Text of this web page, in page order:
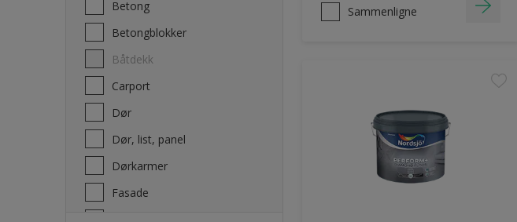
Betong
Betongblokker
Båtdekk
carport
Dør
Dør, list, panel
Dørkarmer
Fasade
Sammenligne